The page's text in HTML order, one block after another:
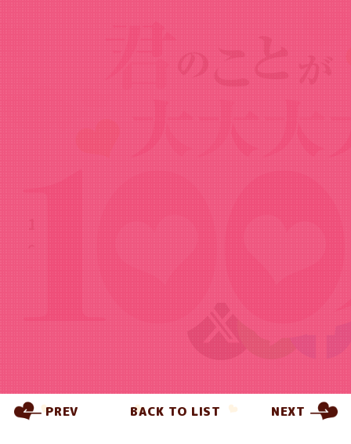
News
～院田唐音編～
PREV BACK TO LIST NEXT